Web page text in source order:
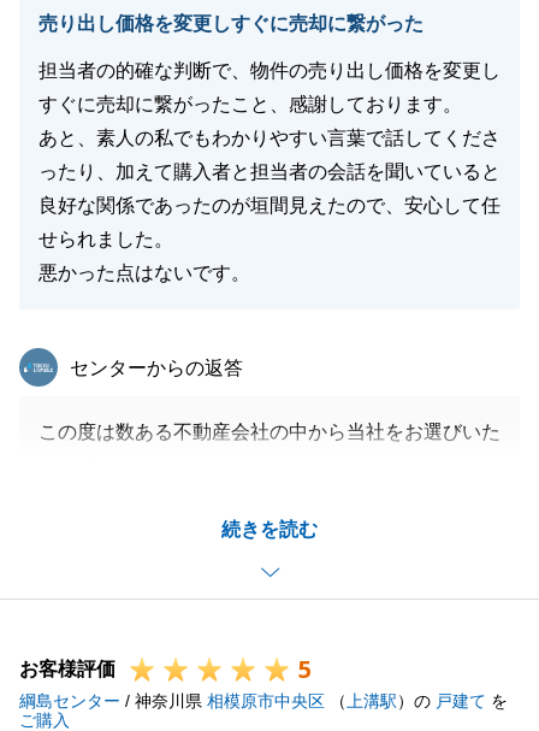
売り出し価格を変更しすぐに売却に繋がった
担当者の的確な判断で、物件の売り出し価格を変更し
すぐに売却に繋がったこと、感謝しております。
あと、素人の私でもわかりやすい言葉で話してくださ
ったり、加えて購入者と担当者の会話を聞いていると
良好な関係であったのが垣間見えたので、安心して任
せられました。
悪かった点はないです。
続きを読む
東急リバブル
センターからの返答
この度は数ある不動産会社の中から当社をお選びいた
いますが最終的には良い買主様にご購入いただけたの
で非常に良かったと思います。
今回のご縁を機にもし何か再度ご相談やご質問等ござ
います。
引き続き今後とも何卒宜しくお願い致します。
お客様評価 5
綱島センター / 神奈川県 相模原市中央区 （ 上溝駅）の 戸建て を
ご購入